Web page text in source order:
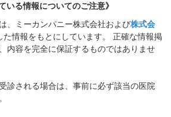
いる情報についてのご注意》
、ミーカンパニー株式会社および株式会
た情報をもとにしています。 正確な情報掲
内容を完全に保証するものではありませ
診される場合は、事前に必ず該当の医院